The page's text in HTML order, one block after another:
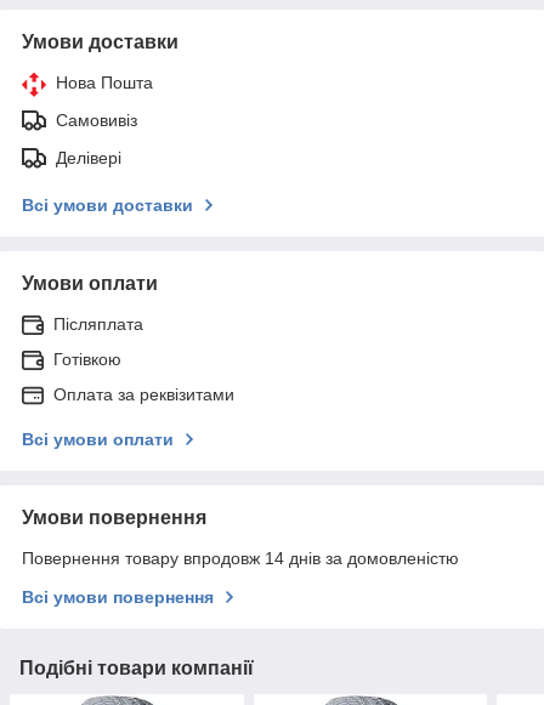
Умови доставки
Нова Пошта
Самовивіз
Делівері
Всі умови доставки
Умови оплати
Післяплата
Готівкою
Оплата за реквізитами
Всі умови оплати
Умови повернення
Повернення товару впродовж 14 днів за домовленістю
Всі умови повернення
Подібні товари компанії